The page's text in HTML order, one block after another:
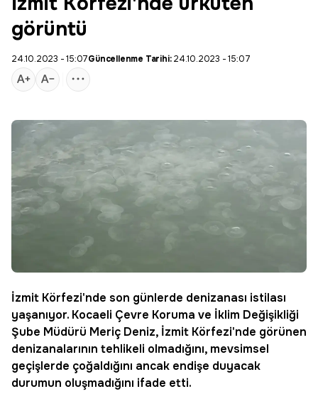
görüntü
24.10.2023 - 15:07Güncellenme Tarihi:24.10.2023 - 15:07
İzmit Körfezi'nde son günlerde denizanası istilası
yaşanıyor. Kocaeli Çevre Koruma ve İklim Değişikliği
Şube Müdürü Meriç Deniz, İzmit Körfezi'nde görünen
denizanalarının tehlikeli olmadığını, mevsimsel
geçişlerde çoğaldığını ancak endişe duyacak
durumun oluşmadığını ifade etti.